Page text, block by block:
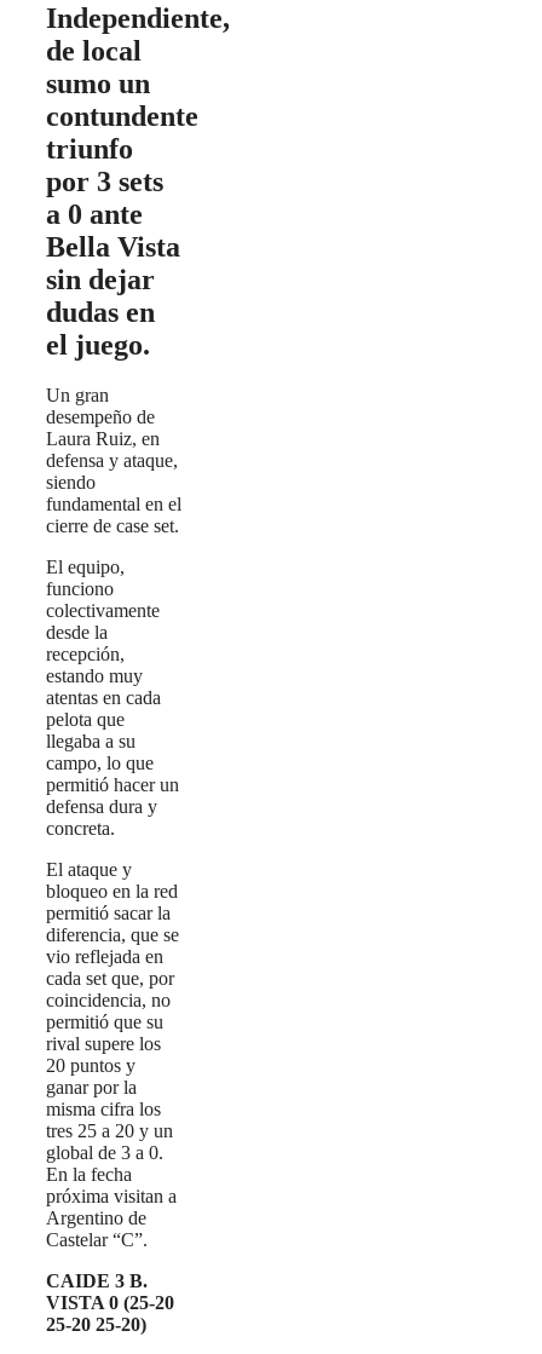
Independiente,
de local
sumo un
contundente
triunfo
por 3 sets
a 0 ante
Bella Vista
sin dejar
dudas en
el juego.
Un gran
desempeño de
Laura Ruiz, en
defensa y ataque,
siendo
fundamental en el
cierre de case set.
El equipo,
funciono
colectivamente
desde la
recepción,
estando muy
atentas en cada
pelota que
llegaba a su
campo, lo que
permitió hacer un
defensa dura y
concreta.
El ataque y
bloqueo en la red
permitió sacar la
diferencia, que se
vio reflejada en
cada set que, por
coincidencia, no
permitió que su
rival supere los
20 puntos y
ganar por la
misma cifra los
tres 25 a 20 y un
global de 3 a 0.
En la fecha
próxima visitan a
Argentino de
Castelar “C”.
CAIDE 3 B.
VISTA 0 (25-20
25-20 25-20)